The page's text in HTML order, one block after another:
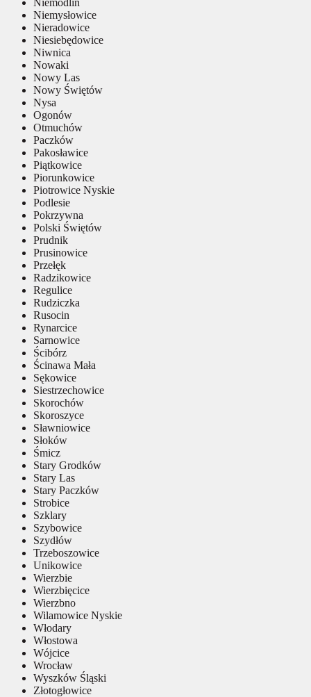
Niemysłowice
Nieradowice
Niesiebędowice
Niwnica
Nowaki
Nowy Las
Nowy Świętów
Nysa
Ogonów
Otmuchów
Paczków
Pakosławice
Piątkowice
Piorunkowice
Piotrowice Nyskie
Podlesie
Pokrzywna
Polski Świętów
Prudnik
Prusinowice
Przełęk
Radzikowice
Regulice
Rudziczka
Rusocin
Rynarcice
Sarnowice
Ścibórz
Ścinawa Mała
Sękowice
Siestrzechowice
Skorochów
Skoroszyce
Sławniowice
Słoków
Śmicz
Stary Grodków
Stary Las
Stary Paczków
Strobice
Szklary
Szybowice
Szydłów
Trzeboszowice
Unikowice
Wierzbie
Wierzbięcice
Wierzbno
Wilamowice Nyskie
Włodary
Włostowa
Wójcice
Wrocław
Wyszków Śląski
Złotogłowice